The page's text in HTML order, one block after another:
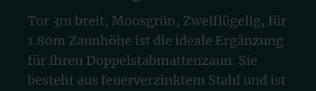
Tor 3m breit, Moosgrün, Zweiflügelig, für
1.80m Zaunhöhe ist die ideale Ergänzung
für Ihren Doppelstabmattenzaun. Sie
besteht aus feuerverzinktem Stahl und ist